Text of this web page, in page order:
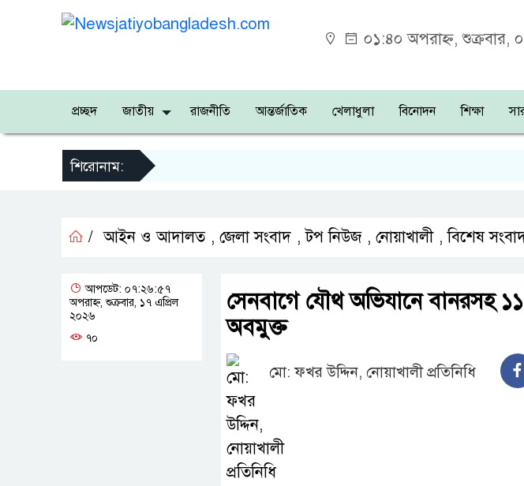
০১:৪০ অপরাহ্ন, শুক্রবার,
প্রচ্ছদ জাতীয় রাজনীতি আন্তর্জাতিক খেলাধুলা বিনোদন শিক্ষা
শিরোনাম:
/ আইন ও আদালত , জেলা সংবাদ ,টপ নিউজ , নোয়াখালী ,বিশেষ
সেনবাগে যৌথ অভিযানে বানরসহ ১১
অবমুক্ত
মো: ফখর উদ্দিন, নোয়াখালী প্রতিনিধি
আপডেট: ০৭:২৬:৫৭
অপরাহ্ন, শুক্রবার, ১৭ এপ্রিল
২০২৬
৭০